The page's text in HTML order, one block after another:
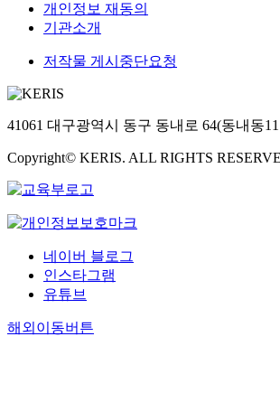
개인정보 재동의
기관소개
저작물 게시중단요청
41061 대구광역시 동구 동내로 64(동내동
Copyright© KERIS. ALL RIGHTS
네이버 블로그
인스타그램
유튜브
해외이동버튼